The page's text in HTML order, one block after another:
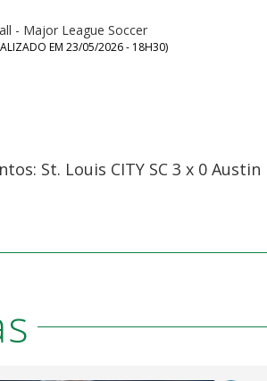
- Major League Soccer
EM 23/05/2026 - 18H30)
St. Louis CITY SC 3 x 0 Austin